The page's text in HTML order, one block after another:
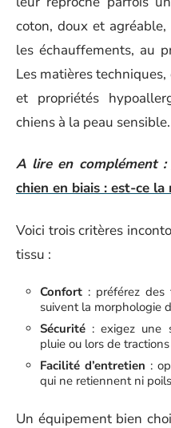
coton, doux et
les échauffements, au
Les matières
et propriétés
chiens à la peau sensible.
A lire en complément :
chien en biais : est-ce
Voici trois critères
tissu :
Confort : préférez
suivent la morphologie
Sécurité : exigez une
pluie ou lors de
Facilité d’entretien :
qui ne retiennent ni
Un équipement bien